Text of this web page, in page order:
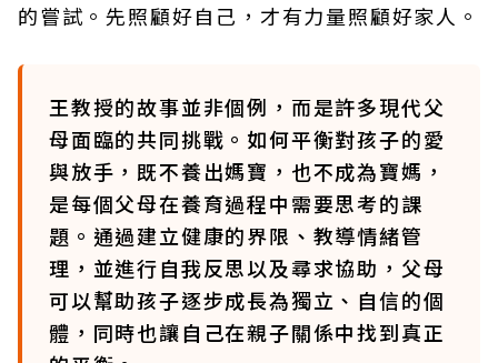
的嘗試。先照顧好自己，才有力量照顧好家人。
王教授的故事並非個例，而是許多現代父
母面臨的共同挑戰。如何平衡對孩子的愛
與放手，既不養出媽寶，也不成為寶媽，
是每個父母在養育過程中需要思考的課
題。通過建立健康的界限、教導情緒管
理，並進行自我反思以及尋求協助，父母
可以幫助孩子逐步成長為獨立、自信的個
體，同時也讓自己在親子關係中找到真正